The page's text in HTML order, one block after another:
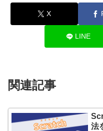
X
LINE
関連記事
法